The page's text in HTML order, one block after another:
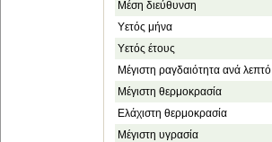
Μέση διεύθυνση
Υετός μήνα
Υετός έτους
Μέγιστη ραγδαιότητα ανά λεπτό
Μέγιστη θερμοκρασία
Ελάχιστη θερμοκρασία
Μέγιστη υγρασία